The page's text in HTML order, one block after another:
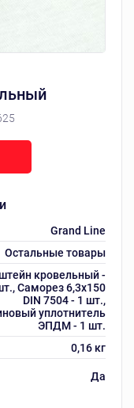
Grand Line
Остальные товары
кровельный -
Саморез 6,3х150
DIN 7504 - 1 шт.,
уплотнитель
ЭПДМ - 1 шт.
0,16 кг
Да